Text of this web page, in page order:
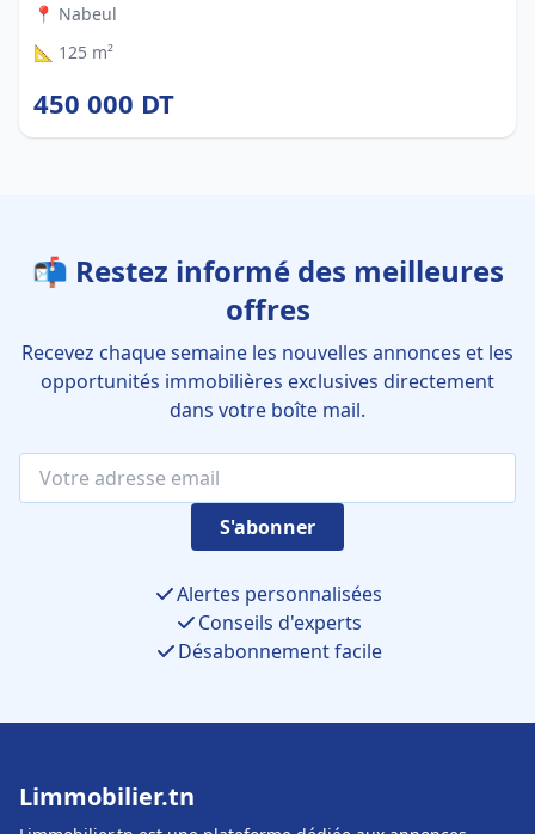
📍 Nabeul
📐 125 m²
450 000 DT
📬 Restez informé des meilleures
offres
Recevez chaque semaine les nouvelles annonces et les
opportunités immobilières exclusives directement
dans votre boîte mail.
S'abonner
Alertes personnalisées
Conseils d'experts
Désabonnement facile
Limmobilier.tn